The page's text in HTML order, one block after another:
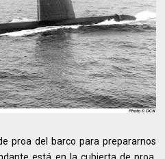
proa del barco para prepararnos